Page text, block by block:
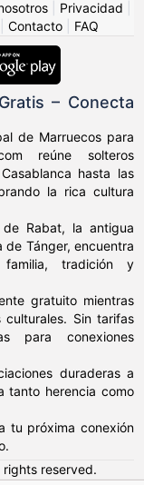
Privacidad
Contacto FAQ
– Conecta
de Marruecos para
reúne solteros
hasta las
la rica cultura
Rabat, la antigua
de Tánger, encuentra
familia, tradición y
gratuito mientras
Sin tarifas
para conexiones
duraderas a
tanto herencia como
tu próxima conexión
rights reserved.